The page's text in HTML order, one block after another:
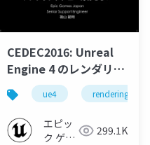
ue4cedec
CEDEC2016: Unreal
Engine 4 のレンダリン
グフロー総おさらい
ue4 rendering
エピッ
ク ゲー
299.1K